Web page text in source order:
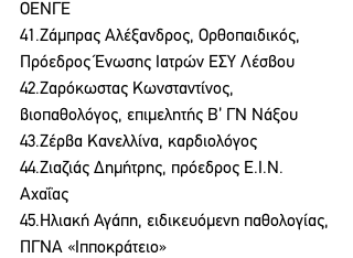
ΟΕΝΓΕ
41.Ζάμπρας Αλέξανδρος, Ορθοπαιδικός,
Πρόεδρος Ένωσης Ιατρών ΕΣΥ Λέσβου
42.Ζαρόκωστας Κωνσταντίνος,
βιοπαθολόγος, επιμελητής Β’ ΓΝ Νάξου
43.Ζέρβα Κανελλίνα, καρδιολόγος
44.Ζιαζιάς Δημήτρης, πρόεδρος Ε.Ι.Ν.
Αχαΐας
45.Ηλιακή Αγάπη, ειδικευόμενη παθολογίας,
ΠΓΝΑ «Ιπποκράτειο»